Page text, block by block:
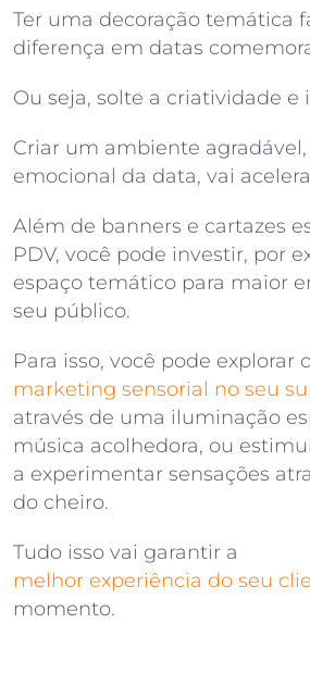
Ter uma decoração temática
diferença em datas
Ou seja, solte a criatividade e
Criar um ambiente
emocional da data, vai
Além de banners e cartazes
PDV, você pode investir, por
espaço temático para maior
seu público.
Para isso, você pode explorar
marketing sensorial no seu
através de uma iluminação
música acolhedora, ou
a experimentar sensações
do cheiro.
Tudo isso vai garantir a
melhor experiência do seu
momento.